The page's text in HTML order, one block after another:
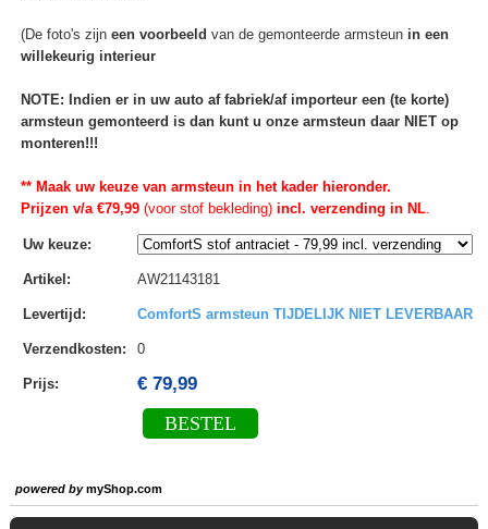
(De foto's zijn een voorbeeld van de gemonteerde armsteun in een
willekeurig interieur
NOTE: Indien er in uw auto af fabriek/af importeur een (te korte)
armsteun gemonteerd is dan kunt u onze armsteun daar NIET op
monteren!!!
** Maak uw keuze van armsteun in het kader hieronder.
Prijzen v/a €79,99(voor stof bekleding)incl. verzending in NL.
Uw keuze:
Artikel : AW21143181
Levertijd : ComfortS armsteun TIJDELIJK NIET LEVERBAAR
Verzendkosten: 0
Prijs: € 79,99
BESTEL
powered bymyShop.com